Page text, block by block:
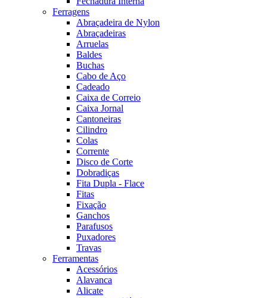
Ferragens
Abraçadeira de Nylon
Abraçadeiras
Arruelas
Baldes
Buchas
Cabo de Aço
Cadeado
Caixa de Correio
Caixa Jornal
Cantoneiras
Cilindro
Colas
Corrente
Disco de Corte
Dobradiças
Fita Dupla - Flace
Fitas
Fixação
Ganchos
Parafusos
Puxadores
Travas
Ferramentas
Acessórios
Alavanca
Alicate